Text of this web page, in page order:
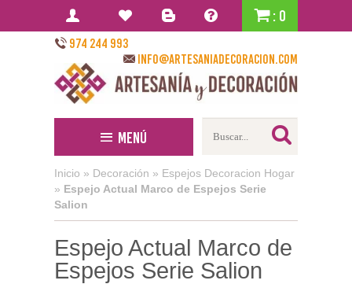
: 0
974 244 993
info@artesaniadecoracion.com
Menú
Inicio » Decoración » Espejos Decoracion Hogar
» Espejo Actual Marco de Espejos Serie
Salion
Espejo Actual Marco de
Espejos Serie Salion